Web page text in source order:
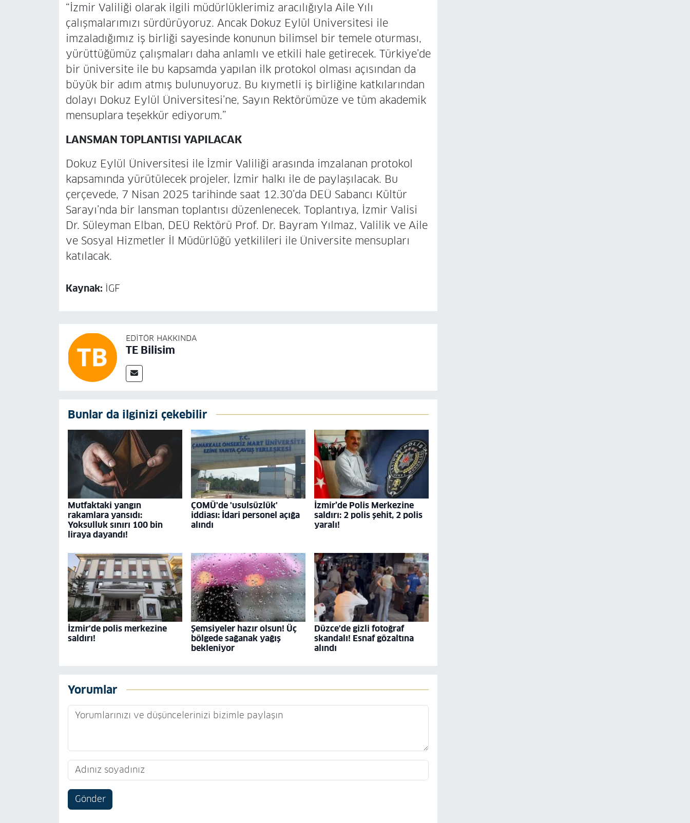
“İzmir Valiliği olarak ilgili müdürlüklerimiz aracılığıyla Aile Yılı
çalışmalarımızı sürdürüyoruz. Ancak Dokuz Eylül Üniversitesi ile
imzaladığımız iş birliği sayesinde konunun bilimsel bir temele oturması,
yürüttüğümüz çalışmaları daha anlamlı ve etkili hale getirecek. Türkiye’de
bir üniversite ile bu kapsamda yapılan ilk protokol olması açısından da
büyük bir adım atmış bulunuyoruz. Bu kıymetli iş birliğine katkılarından
dolayı Dokuz Eylül Üniversitesi’ne, Sayın Rektörümüze ve tüm akademik
mensuplara teşekkür ediyorum.”
LANSMAN TOPLANTISI YAPILACAK
Dokuz Eylül Üniversitesi ile İzmir Valiliği arasında imzalanan protokol
kapsamında yürütülecek projeler, İzmir halkı ile de paylaşılacak. Bu
çerçevede, 7 Nisan 2025 tarihinde saat 12.30’da DEÜ Sabancı Kültür
Sarayı’nda bir lansman toplantısı düzenlenecek. Toplantıya, İzmir Valisi
Dr. Süleyman Elban, DEÜ Rektörü Prof. Dr. Bayram Yılmaz, Valilik ve Aile
ve Sosyal Hizmetler İl Müdürlüğü yetkilileri ile Üniversite mensupları
katılacak.
Kaynak: İGF
EDITÖR HAKKINDA
TE Bilisim
Bunlar da ilginizi çekebilir
Mutfaktaki yangın
rakamlara yansıdı:
Yoksulluk sınırı 100 bin
liraya dayandı!
ÇOMÜ'de 'usulsüzlük'
iddiası: İdari personel açığa
alındı
İzmir’de Polis Merkezine
saldırı: 2 polis şehit, 2 polis
yaralı!
İzmir'de polis merkezine
saldırı!
Şemsiyeler hazır olsun! Üç
bölgede sağanak yağış
bekleniyor
Düzce'de gizli fotoğraf
skandalı! Esnaf gözaltına
alındı
Yorumlar
Gönder